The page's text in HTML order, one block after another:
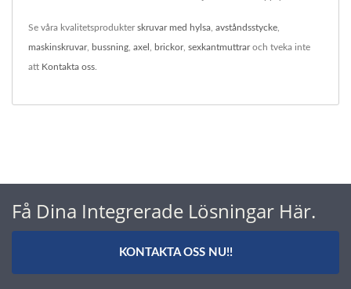
Se våra kvalitetsprodukterskruvar med hylsa avståndsstycke
maskinskruvar, bussning axel brickor, sexkantmuttraroch tveka inte
att Kontakta oss
Få Dina Integrerade Lösningar Här.
KONTAKTA OSS NU!!